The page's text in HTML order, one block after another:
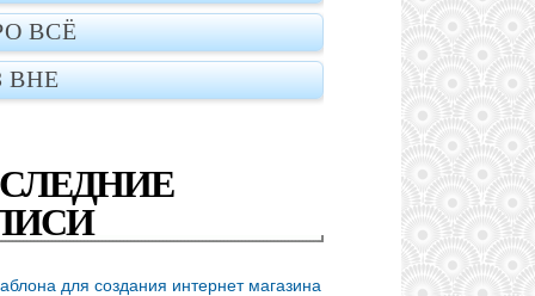
ВСЁ
ВНЕ
для создания интернет магазина